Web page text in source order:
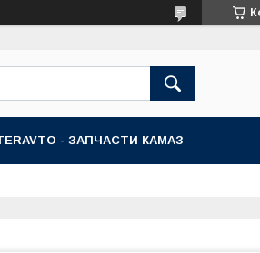
- ЗАПЧАСТИ КАМАЗ